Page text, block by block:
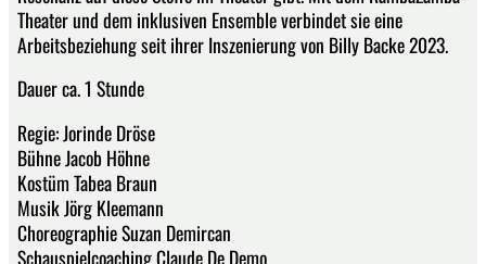
Theater und dem inklusiven Ensemble verbindet sie eine
Arbeitsbeziehung seit ihrer Inszenierung von Billy Backe 2023.
Dauer ca. 1 Stunde
Regie: Jorinde Dröse
Bühne Jacob Höhne
Kostüm Tabea Braun
Musik Jörg Kleemann
Choreographie Suzan Demircan
Schauspielcoaching Claude De Demo